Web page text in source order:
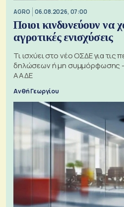
AGRO 06.08.2026, 07:00
Ποιοι κινδυνεύουν να
αγροτικές ενισχύσεις
Τι ισχύει στο νέο ΟΣΔΕ για τις
δηλώσεων ή μη συμμόρφωσης -
ΑΑΔΕ
Ανθή Γεωργίου